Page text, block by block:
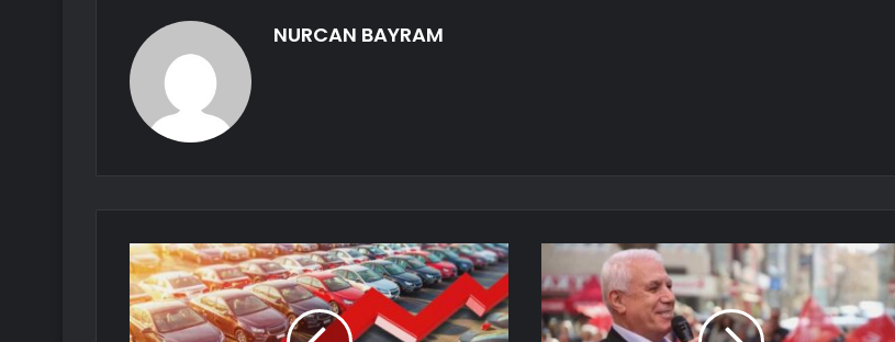
NURCAN BAYRAM